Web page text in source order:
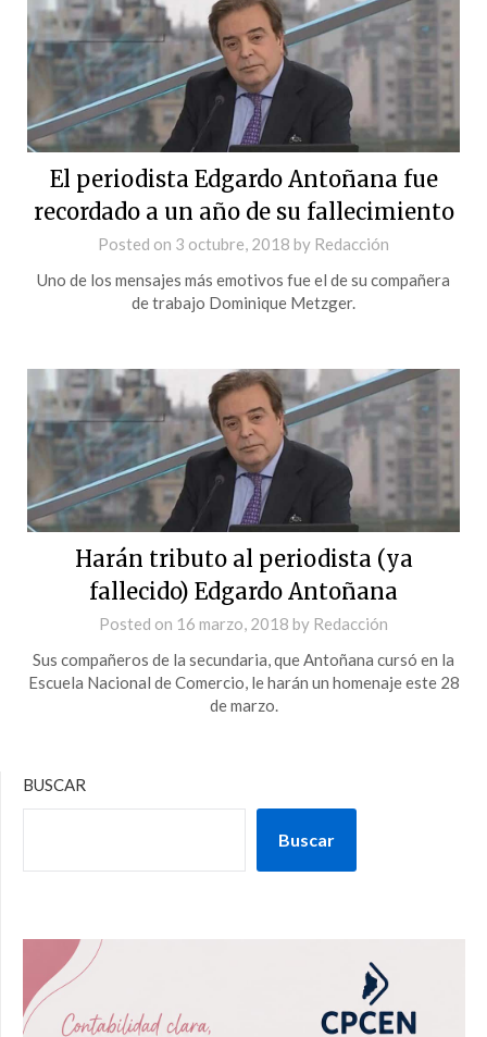
El periodista Edgardo Antoñana fue
recordado a un año de su fallecimiento
Posted on 3 octubre, 2018 by Redacción
Uno de los mensajes más emotivos fue el de su compañera
de trabajo Dominique Metzger.
Harán tributo al periodista (ya
fallecido) Edgardo Antoñana
Posted on 16 marzo, 2018 by Redacción
Sus compañeros de la secundaria, que Antoñana cursó en la
Escuela Nacional de Comercio, le harán un homenaje este 28
de marzo.
BUSCAR
Buscar